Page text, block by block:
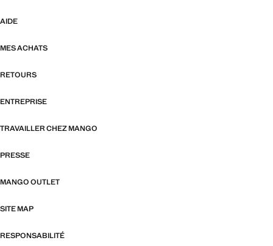
AIDE
MES ACHATS
RETOURS
ENTREPRISE
TRAVAILLER CHEZ MANGO
PRESSE
MANGO OUTLET
SITE MAP
RESPONSABILITÉ